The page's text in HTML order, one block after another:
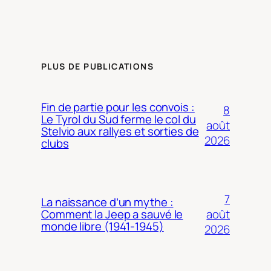
PLUS DE PUBLICATIONS
Fin de partie pour les convois :
Le Tyrol du Sud ferme le col du
Stelvio aux rallyes et sorties de
clubs
8
août
2026
La naissance d’un mythe :
Comment la Jeep a sauvé le
monde libre (1941-1945)
7
août
2026